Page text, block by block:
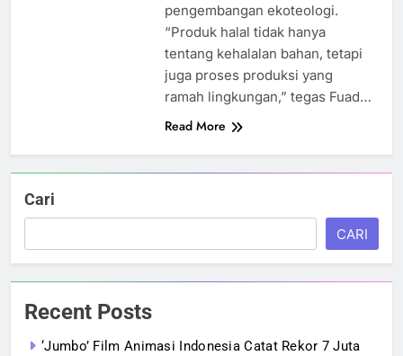
pengembangan ekoteologi.
“Produk halal tidak hanya
tentang kehalalan bahan, tetapi
juga proses produksi yang
ramah lingkungan,” tegas Fuad…
Read More
Cari
CARI
Recent Posts
‘Jumbo’ Film Animasi Indonesia Catat Rekor 7 Juta